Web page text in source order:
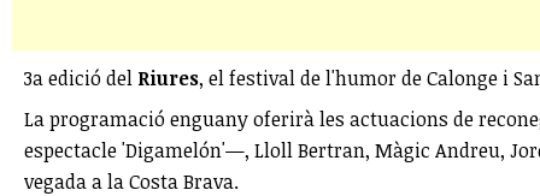
3a edició del Riures, el festival de l'humor de Calonge i
La programació enguany oferirà les actuacions de
espectacle 'Digamelón'—, Lloll Bertran, Màgic Andreu,
vegada a la Costa Brava.